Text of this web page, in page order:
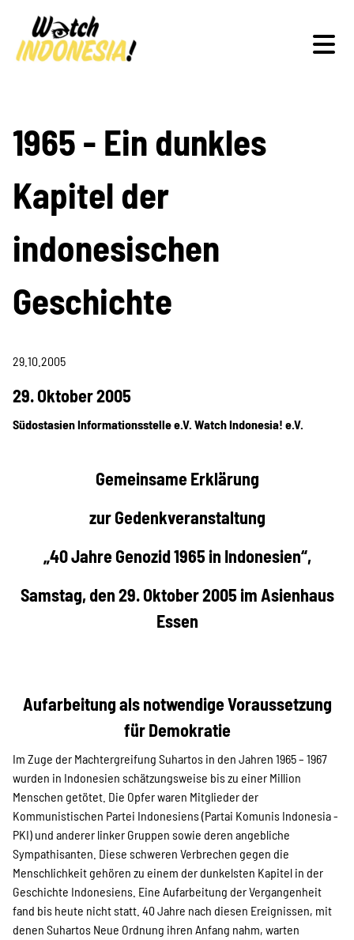
Schwerpunkte
Veranstaltungen
Publikationen
Kampagne
Stellenangebote
Werde Mitglied
SPENDEN
Über uns
Transparenz
Kontakt
1965 - Ein dunkles
Kapitel der
indonesischen
Geschichte
29.10.2005
29. Oktober 2005
Südostasien Informationsstelle e.V. Watch Indonesia! e.V.
Gemeinsame Erklärung
zur Gedenkveranstaltung
„40 Jahre Genozid 1965 in Indonesien“,
Samstag, den 29. Oktober 2005 im Asienhaus
Essen
Aufarbeitung als notwendige Voraussetzung
für Demokratie
Im Zuge der Machtergreifung Suhartos in den Jahren 1965 – 1967
wurden in Indonesien schätzungsweise bis zu einer Million
Menschen getötet. Die Opfer waren Mitglieder der
Kommunistischen Partei Indonesiens (Partai Komunis Indonesia -
PKI) und anderer linker Gruppen sowie deren angebliche
Sympathisanten. Diese schweren Verbrechen gegen die
Menschlichkeit gehören zu einem der dunkelsten Kapitel in der
Geschichte Indonesiens. Eine Aufarbeitung der Vergangenheit
fand bis heute nicht statt. 40 Jahre nach diesen Ereignissen, mit
denen Suhartos Neue Ordnung ihren Anfang nahm, warten